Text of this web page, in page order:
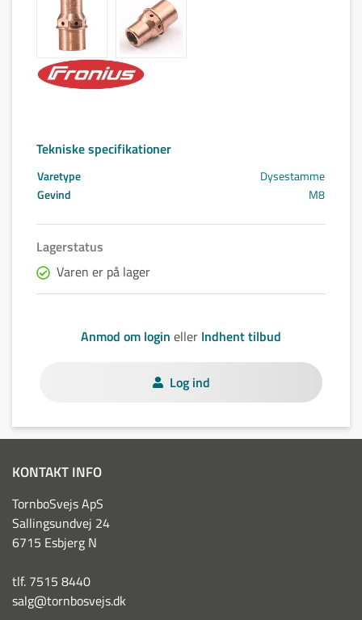
Tekniske specifikationer
Varetype
Dysestamme
Gevind
M8
Lagerstatus
Varen er på lager
Anmod om login eller Indhent tilbud
Log ind
KONTAKT INFO
TornboSvejs ApS
Sallingsundvej 24
6715 Esbjerg N
tlf. 7515 8440
salg@tornbosvejs.dk